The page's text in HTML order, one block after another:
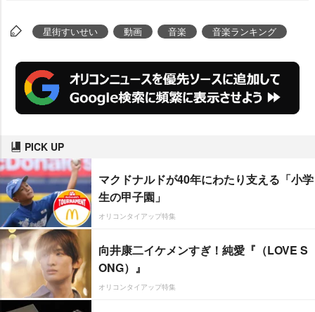
星街すいせい 動画 音楽 音楽ランキング
PICK UP
マクドナルドが40年にわたり支える「小学
生の甲子園」
オリコンタイアップ特集
向井康二イケメンすぎ！純愛『（LOVE S
ONG）』
オリコンタイアップ特集